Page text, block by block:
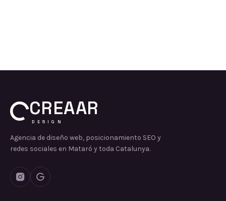
CREAAR
DESIGN
Agencia de diseño web, posicionamiento SEO y
redes sociales en Mataró y toda Catalunya.